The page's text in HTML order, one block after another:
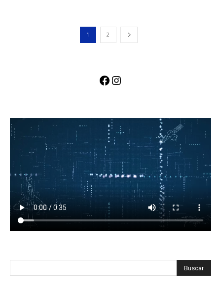
1 2
Facebook
Instagram